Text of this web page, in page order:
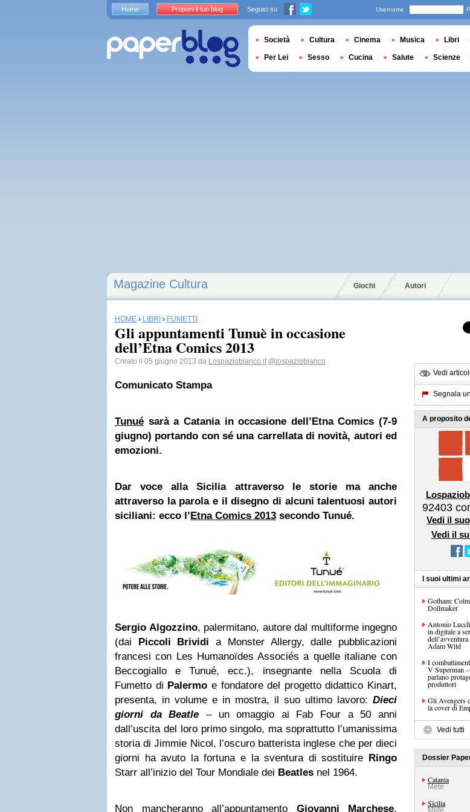
Magazine Cultura Giochi Autori
HOME › LIBRI › FUMETTI
Gli appuntamenti Tunuè in occasione
dell’Etna Comics 2013
Creato il 05 giugno 2013 da Lospaziobianco.it @lospaziobianco
Comunicato Stampa
Tunué sarà a Cataniain occasione dell’Etna Comics (7-9
giugno) portando con sé una carrellata di novità, autori ed
emozioni.
Dar voce allaSiciliaattraverso le storie ma anche
attraverso la parola e il disegno di alcuni talentuosi autori
siciliani: ecco l’Etna Comics 2013 secondo Tunué.
Sergio Algozzino, palermitano, autore dal multiforme ingegno
(dai Piccoli Brividi a Monster Allergy, dalle pubblicazioni
francesi con Les Humanoïdes Associés a quelle italiane con
Beccogiallo e Tunué, ecc.), insegnante nella Scuola di
Fumetto di Palermo e fondatore del progetto didattico Kinart,
presenta, in volume e in mostra, il suo ultimo lavoro: Dieci
giorni da Beatle – un omaggio ai Fab Four a 50 anni
dall’uscita del loro primo singolo, ma soprattutto l’umanissima
storia di Jimmie Nicol, l’oscuro batterista inglese che per dieci
giorni ha avuto la fortuna e la sventura di sostituire Ringo
Starr all’inizio del Tour Mondiale dei Beatles nel 1964.
Non mancheranno all’appuntamento Giovanni Marchese,
Vedi
Segnala
A proposito
92403
Vedi il
Vedi il
I suoi ultimi
Gotham:
Dollmaker
Antonio
in digitale a
Adam Wild
I
V Superman
parlano
produttori
Gli Avengers
la cover di
Vedi tutti
Dossier
Catania
Mete
Sicilia
Mete
Home Proponi il tuo blog Seguici su Username
Società Cultura Cinema Musica Libri
Per Lei Sesso Cucina Salute Scienze